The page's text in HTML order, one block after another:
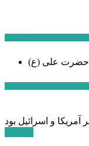
حضرت علی (ع)